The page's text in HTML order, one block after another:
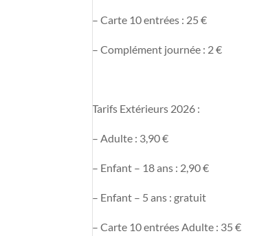
– Carte 10 entrées : 25 €
– Complément journée : 2 €
Tarifs Extérieurs 2026 :
– Adulte : 3,90 €
– Enfant – 18 ans : 2,90 €
– Enfant – 5 ans : gratuit
– Carte 10 entrées Adulte : 35 €